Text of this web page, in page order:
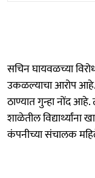
सचिन घायवळच्या
उकळल्याचा आरोप आहे.
ठाण्यात गुन्हा नोंद
शाळेतील विद्यार्थ्यांना
कंपनीच्या संचालक